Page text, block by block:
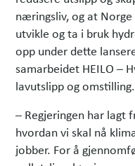
næringsliv, og at
utvikle og ta i bruk
opp under dette
samarbeidet HEILO –
lavutslipp og omstilling.
– Regjeringen har lagt
hvordan vi skal nå
jobber. For å